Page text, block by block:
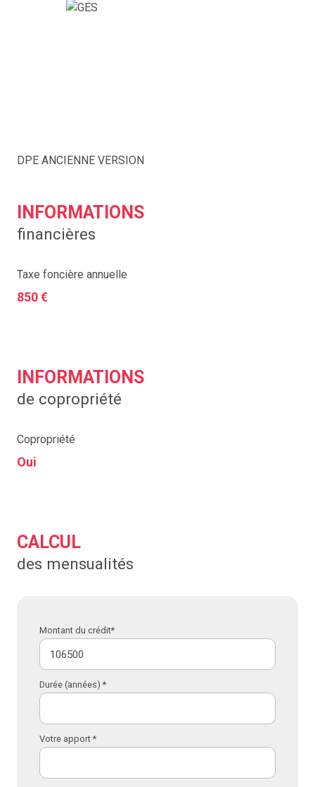
DPE ANCIENNE VERSION
INFORMATIONS
financières
Taxe foncière annuelle
850 €
INFORMATIONS
de copropriété
Copropriété
Oui
CALCUL
des mensualités
Montant du crédit*
Durée (années) *
Votre apport *